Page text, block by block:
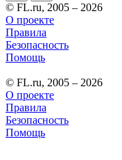
© FL.ru, 2005 – 2026
О проекте
Правила
Безопасность
Помощь
© FL.ru, 2005 – 2026
О проекте
Правила
Безопасность
Помощь